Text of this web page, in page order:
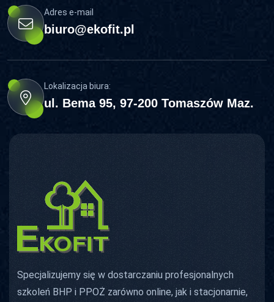
Adres e-mail
biuro@ekofit.pl
Lokalizacja biura:
ul. Bema 95, 97-200 Tomaszów Maz.
Specjalizujemy się w dostarczaniu profesjonalnych
szkoleń BHP i PPOŻ zarówno online, jak i stacjonarnie,